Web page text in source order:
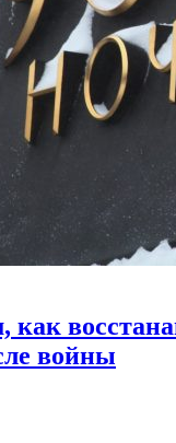
как
войны